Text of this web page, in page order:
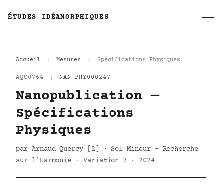
ÉTUDES IDÉAMORPHIQUES
Accueil Mesures Spécifications Physiques
AQC0764 NAN-PHY000247
Nanopublication —
Spécifications
Physiques
par Arnaud Quercy [2] · Sol Mineur - Recherche
sur l'Harmonie - Variation 7 · 2024